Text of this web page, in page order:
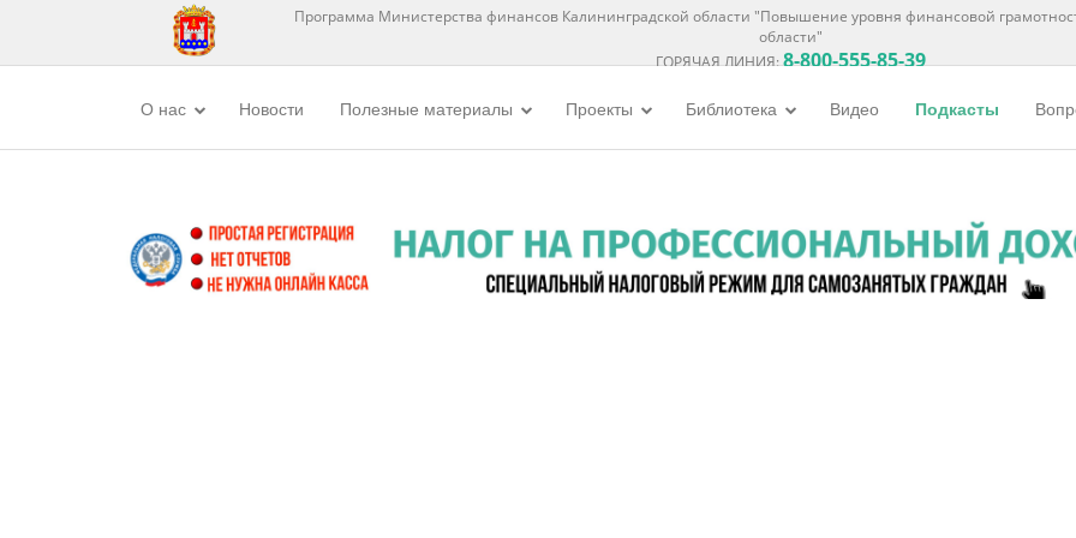
Программа Министерства финансов Калининградской области "Повышение уровня финансовой
области"
ГОРЯЧАЯ ЛИНИЯ:8-800-555-85-39
О нас Новости Полезные материалы Проекты Библиотека Видео Подкасты